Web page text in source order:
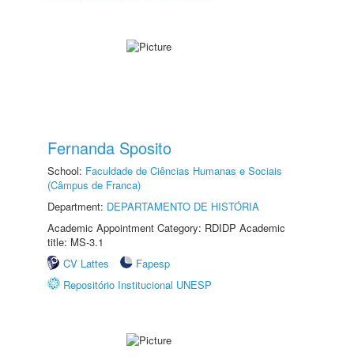
Fernanda Sposito
School: Faculdade de Ciências Humanas e Sociais
(Câmpus de Franca)
Department: DEPARTAMENTO DE HISTÓRIA
Academic Appointment Category: RDIDP Academic
title: MS-3.1
CV Lattes
Fapesp
Repositório Institucional UNESP